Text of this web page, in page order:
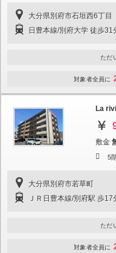
大分県別府市石垣西6丁目
日豊本線/別府大学 徒歩31
ただ
対象者全員に
La
敷金
5
大分県別府市若草町
ＪＲ日豊本線/別府駅 歩17
ただ
対象者全員に